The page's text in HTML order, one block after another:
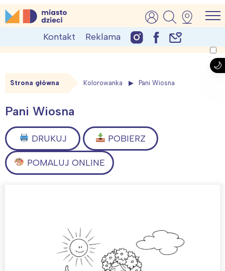
Skip
to
MiastoDzieci.pl
atrakcje dla dzieci, wydarzenia, imprezy rodzinne
Kontakt Reklama
Strona główna Kolorowanka Pani Wiosna
Pani Wiosna
DRUKUJ POBIERZ
POMALUJ ONLINE